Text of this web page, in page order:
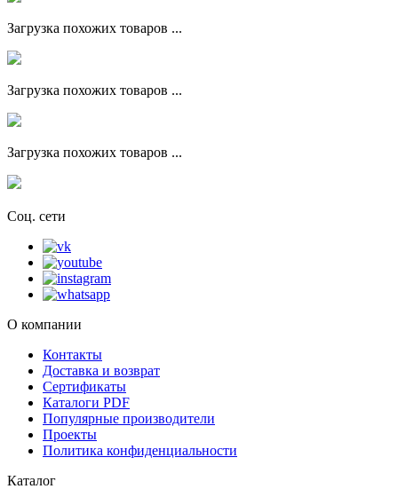
Загрузка похожих товаров ...
Загрузка похожих товаров ...
Загрузка похожих товаров ...
Соц. сети
О компании
Контакты
Доставка и возврат
Сертификаты
Каталоги PDF
Популярные производители
Проекты
Политика конфиденциальности
Каталог